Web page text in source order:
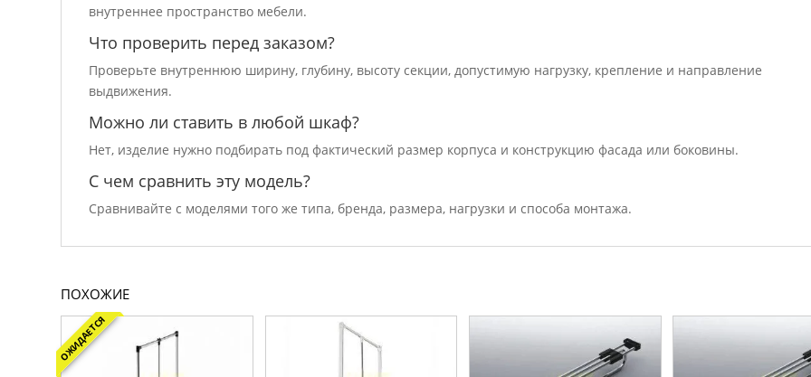
внутреннее пространство мебели.
Что проверить перед заказом?
Проверьте внутреннюю ширину, глубину, высоту секции, допустимую нагрузку, крепление и направление
выдвижения.
Можно ли ставить в любой шкаф?
Нет, изделие нужно подбирать под фактический размер корпуса и конструкцию фасада или боковины.
С чем сравнить эту модель?
Сравнивайте с моделями того же типа, бренда, размера, нагрузки и способа монтажа.
ПОХОЖИЕ
ОЖИДАЕТСЯ